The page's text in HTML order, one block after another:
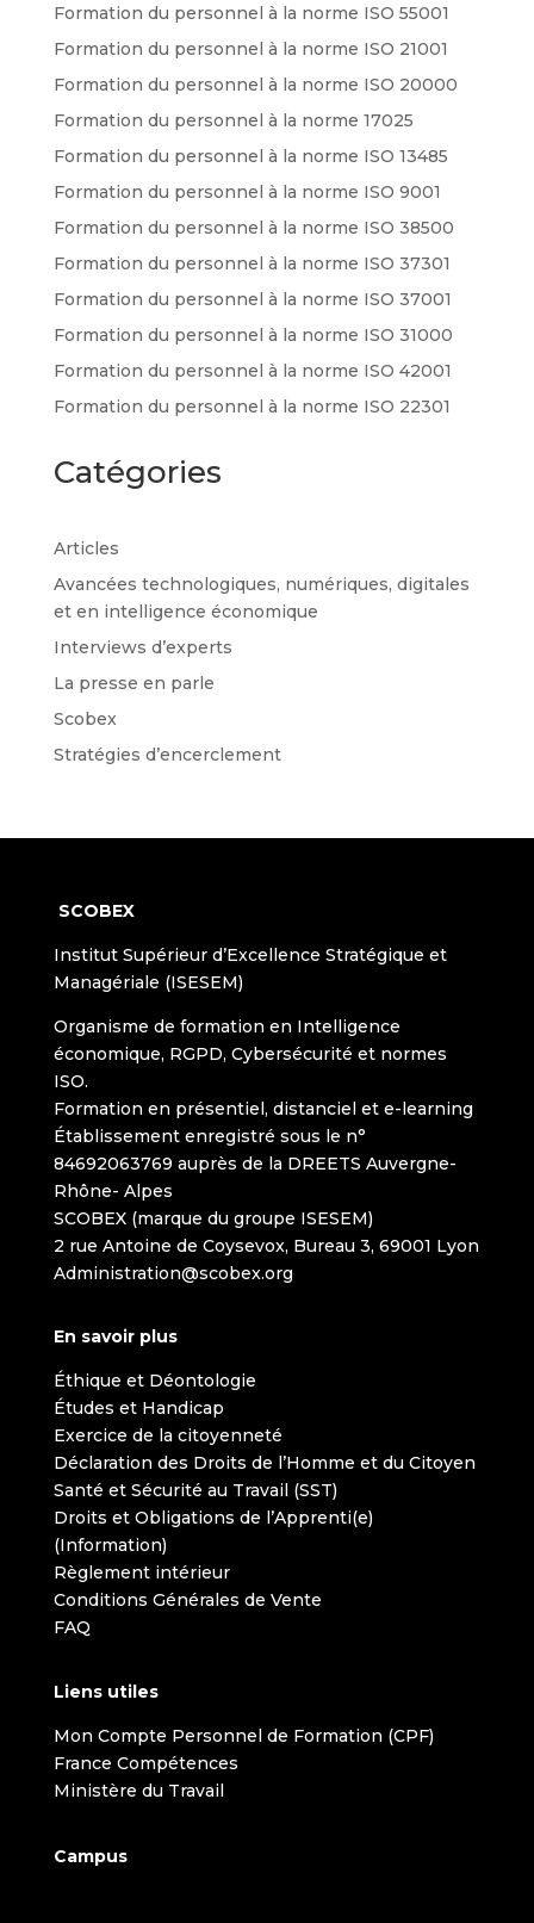
Formation du personnel à la norme ISO 55001
Formation du personnel à la norme ISO 21001
Formation du personnel à la norme ISO 20000
Formation du personnel à la norme 17025
Formation du personnel à la norme ISO 13485
Formation du personnel à la norme ISO 9001
Formation du personnel à la norme ISO 38500
Formation du personnel à la norme ISO 37301
Formation du personnel à la norme ISO 37001
Formation du personnel à la norme ISO 31000
Formation du personnel à la norme ISO 42001
Formation du personnel à la norme ISO 22301
Catégories
Articles
Avancées technologiques, numériques, digitales
et en intelligence économique
Interviews d’experts
La presse en parle
Scobex
Stratégies d’encerclement
SCOBEX
Institut Supérieur d’Excellence Stratégique et
Managériale (ISESEM)
Organisme de formation en Intelligence
économique, RGPD, Cybersécurité et normes
ISO.
Formation en présentiel, distanciel et e-learning
Établissement enregistré sous le n°
84692063769 auprès de la DREETS Auvergne-
Rhône- Alpes
SCOBEX (marque du groupe ISESEM)
2 rue Antoine de Coysevox, Bureau 3, 69001 Lyon
Administration@scobex.org
En savoir plus
Éthique et Déontologie
Études et Handicap
Exercice de la citoyenneté
Déclaration des Droits de l’Homme et du Citoyen
Santé et Sécurité au Travail (SST)
Droits et Obligations de l’Apprenti(e)
(Information)
Règlement intérieur
Conditions Générales de Vente
FAQ
Liens utiles
Mon Compte Personnel de Formation (CPF)
France Compétences
Ministère du Travail
Campus